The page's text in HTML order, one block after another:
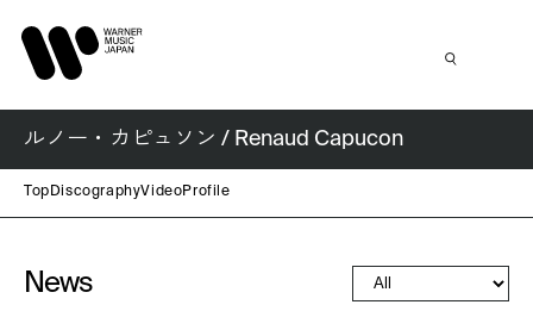
ルノー・カピュソン / Renaud Capucon
Top DiscographyVideoProfile
News